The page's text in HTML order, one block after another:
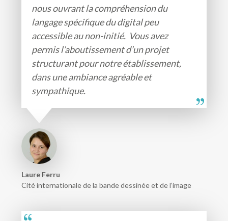
nous ouvrant la compréhension du
langage spécifique du digital peu
accessible au non-initié. Vous avez
permis l’aboutissement d’un projet
structurant pour notre établissement,
dans une ambiance agréable et
sympathique.
Laure Ferru
Cité internationale de la bande dessinée et de l’image